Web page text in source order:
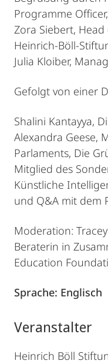
Programme
Zora Siebert,
Heinrich-Böll-
Julia Kloiber,
Gefolgt von einer
Shalini Kantayya,
Alexandra Geese,
Parlaments, Die
Mitglied des
Künstliche
und Q&A mit dem
Moderation:
Beraterin in
Education
Sprache: Englisch
Veranstalter
Heinrich Böll